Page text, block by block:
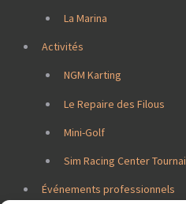
La Marina
Activités
NGM Karting
Le Repaire des Filous
Mini-Golf
Sim Racing Center Tournai
Événements professionnels